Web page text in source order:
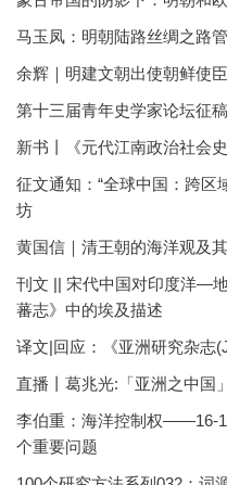
马玉凤：明朝陆路丝绸之路
余辉｜明建文朝出使朝鲜使
第十三届青年史学家论坛征
新书丨《元代江南政治社会史
征文通知：“全球中国：跨区
坊
黄国信｜清王朝的海洋观及
刊文 || 宋代中国对印度洋—
蕃志》中的埃及描述
译文|回应：《亚洲研究杂志
直播丨葛兆光:「亚洲之中国
李伯重：海洋控制权——16-
个重要问题